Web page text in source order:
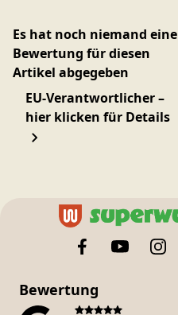
Es hat noch niemand eine
Bewertung für diesen
Artikel abgegeben
EU-Verantwortlicher –
hier klicken für Details
Bewertung